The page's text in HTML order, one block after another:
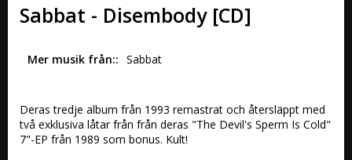
Sabbat - Disembody [CD]
Mer musik från: Sabbat
Deras tredje album från 1993 remastrat och återsläppt med
två exklusiva låtar från från deras "The Devil's Sperm Is Cold"
7"-EP från 1989 som bonus. Kult!